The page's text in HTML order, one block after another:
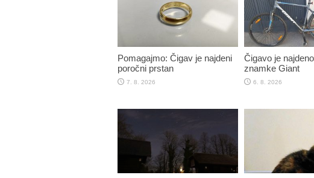
Pomagajmo: Čigav je najdeni
poročni prstan
7. 8. 2026
Čigavo je
znamke Giant
6. 8. 2026